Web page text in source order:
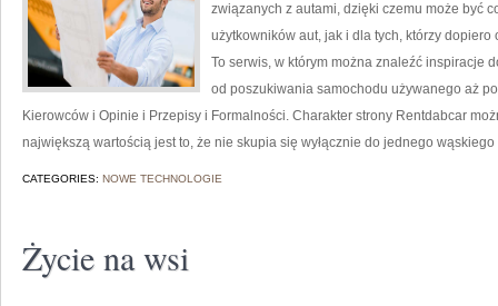
związanych z autami, dzięki czemu może być
użytkowników aut, jak i dla tych, którzy
To serwis, w którym można znaleźć inspiracje
od poszukiwania samochodu używanego aż
Kierowców i Opinie i Przepisy i Formalności. Charakter strony Rentdabcar
największą wartością jest to, że nie skupia się wyłącznie do jednego
CATEGORIES: NOWE TECHNOLOGIE
Życie na wsi